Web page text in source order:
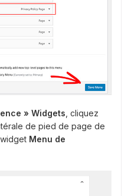
» Widgets , cliquez
de pied de page de
Menu de